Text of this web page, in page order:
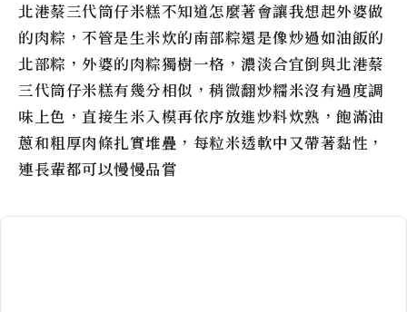
北港蔡三代筒仔米糕不知道怎麼著會讓我想起外婆做
的肉粽，不管是生米炊的南部粽還是像炒過如油飯的
北部粽，外婆的肉粽獨樹一格，濃淡合宜倒與北港蔡
三代筒仔米糕有幾分相似，稍微翻炒糯米沒有過度調
味上色，直接生米入模再依序放進炒料炊熟，飽滿油
蔥和粗厚肉條扎實堆疊，每粒米透軟中又帶著黏性，
連長輩都可以慢慢品嘗